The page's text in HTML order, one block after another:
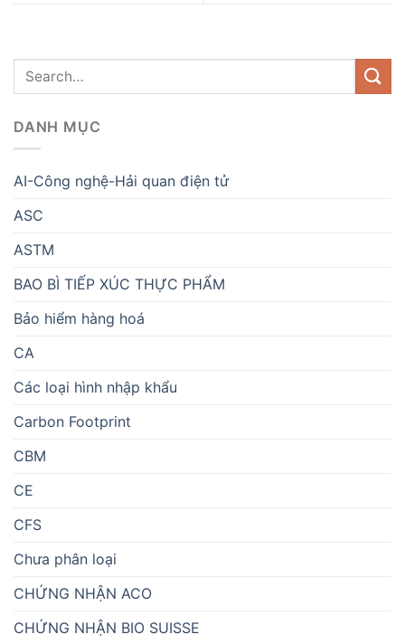
DANH MỤC
AI-Công nghệ-Hải quan điện tử
ASC
ASTM
BAO BÌ TIẾP XÚC THỰC PHẨM
Bảo hiểm hàng hoá
CA
Các loại hình nhập khẩu
Carbon Footprint
CBM
CE
CFS
Chưa phân loại
CHỨNG NHẬN ACO
CHỨNG NHẬN BIO SUISSE